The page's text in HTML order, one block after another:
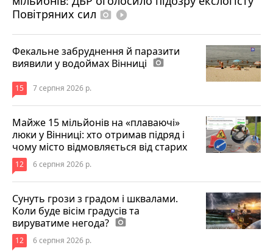
Повітряних сил photo_camera play_circle_filled
Фекальне забруднення й паразити
виявили у водоймах Вінниці photo_camera
15 7 серпня 2026 р.
Майже 15 мільйонів на «плаваючі»
люки у Вінниці: хто отримав підряд і
чому місто відмовляється від старих
12 6 серпня 2026 р.
Сунуть грози з градом і шквалами.
Коли буде вісім градусів та
вируватиме негода? photo_camera
12 6 серпня 2026 р.